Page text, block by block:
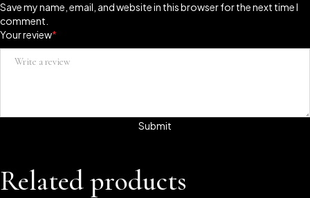
Your review*
Save my name, email, and website in this browser for the next time I
comment.
Related products